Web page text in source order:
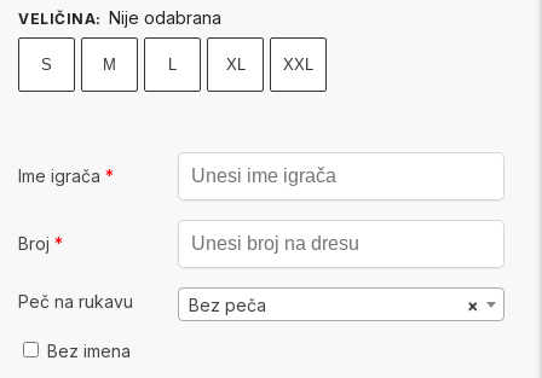
VELIČINA: Nije odabrana
S M L XL XXL
Ime igrača *
Broj *
Peč na rukavu ×
Bez peča
Bez imena